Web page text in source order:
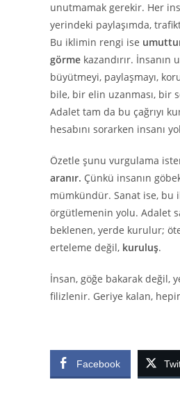
unutmamak gerekir. Her
yerindeki paylaşımda,
Bu iklimin rengi ise
görme kazandırır. İnsanın
büyütmeyi, paylaşmayı,
bile, bir elin uzanması, bir
Adalet tam da bu çağrıyı
hesabını sorarken insanı
Özetle şunu vurgulama
aranır. Çünkü insanın
mümkündür. Sanat ise, bu
örgütlemenin yolu. Adalet
beklenen, yerde kurulur;
erteleme değil, kuruluş.
İnsan, göğe bakarak değil,
filizlenir. Geriye kalan,
Facebook